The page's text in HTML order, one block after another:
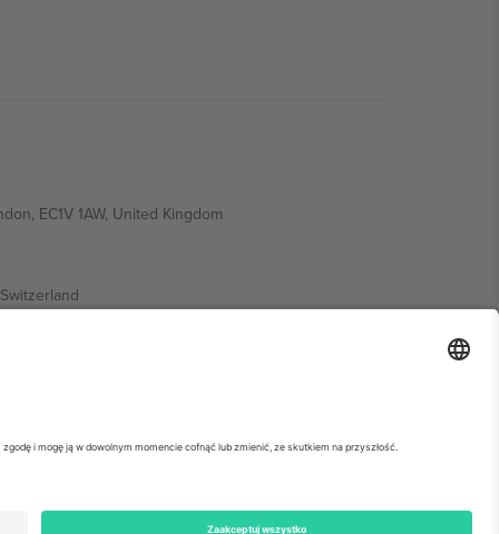
EC1V 1AW, United Kingdom